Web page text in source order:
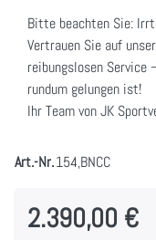
Bitte beachten Sie:
Vertrauen Sie auf
reibungslosen
rundum gelungen ist!
Ihr Team von JK
Art.-Nr.154,BNCC
2.390,00 €